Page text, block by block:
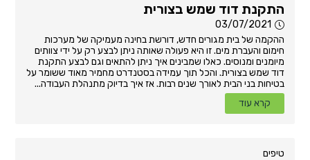
התקנת דוד שמש בצורית
03/07/2021
ההקמה של בית מגורים חדש, דורשת בחינה מעמיקה של מערכות
חימום והעברת מים. זו היא פעולה שאותה ניתן לבצע רק על ידי צוותים
מיומנים ומנוסים. כאלו שמבינים איך ניתן להתאים וגם לבצע התקנת
דוד שמש בצורית. והכל תוך עמידה בסטנדרט מחמיר מאוד ששומר על
בטיחות בני הבית לאורך שנים רבות. אז איך בדיוק מתנהלת העבודה...
קרא עוד
טיפים